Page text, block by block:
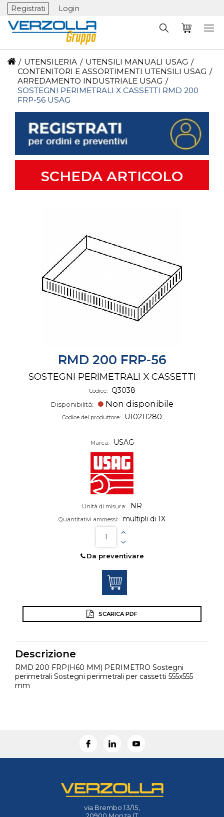
Registrati Login
/ UTENSILERIA / UTENSILI MANUALI USAG /
CONTENITORI E ASSORTIMENTI UTENSILI USAG /
ARREDAMENTO INDUSTRIALE USAG /
SOSTEGNI PERIMETRALI X CASSETTI RMD 200
FRP-56 USAG
SCHEDA ARTICOLO
RMD 200 FRP-56
SOSTEGNI PERIMETRALI X CASSETTI
Codice: Q3038
Disponibilità: Non disponibile
Codice del produttore: U10211280
Marca: USAG
Unità di misura: NR
Quantitativi ammessi: multipli di 1X
Da preventivare
SCARICA PDF
Descrizione
RMD 200 FRP(H60 MM) PERIMETRO Sostegni
perimetrali Sostegni perimetrali per cassetti 555x555
mm
via Brembo 13/15,
20900 Monza IT